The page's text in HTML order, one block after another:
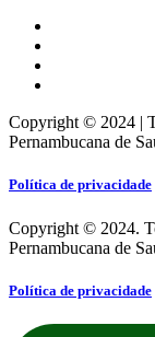
Copyright © 2024 |
Pernambucana de
Política de privacidade
Copyright © 2024.
Pernambucana de
Política de privacidade